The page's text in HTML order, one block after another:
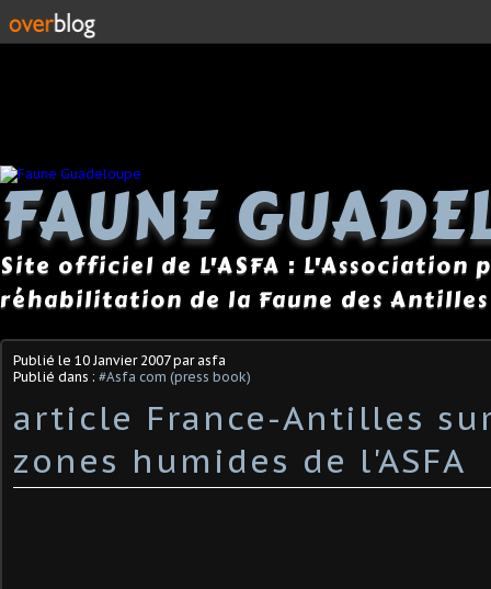
FAUNE
Site officiel de L'ASFA : L'Association
réhabilitation de la Faune des Antilles
Publié le 10 Janvier 2007par asfa
Publié dans : #Asfa com (press book)
article France-Antilles
zones humides de l'ASFA